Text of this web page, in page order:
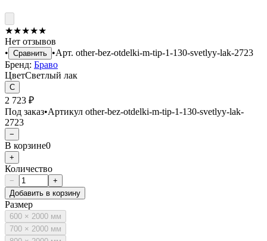
★★★★★
Нет отзывов
• Сравнить •Арт. other-bez-otdelki-m-tip-1-130-svetlyy-lak-2723
Бренд: Браво
ЦветСветлый лак
С
2 723 ₽
Под заказ•Артикул other-bez-otdelki-m-tip-1-130-svetlyy-lak-
2723
−
В корзине0
+
Количество
−
+
Добавить в корзину
Размер
600 × 2000 мм
700 × 2000 мм